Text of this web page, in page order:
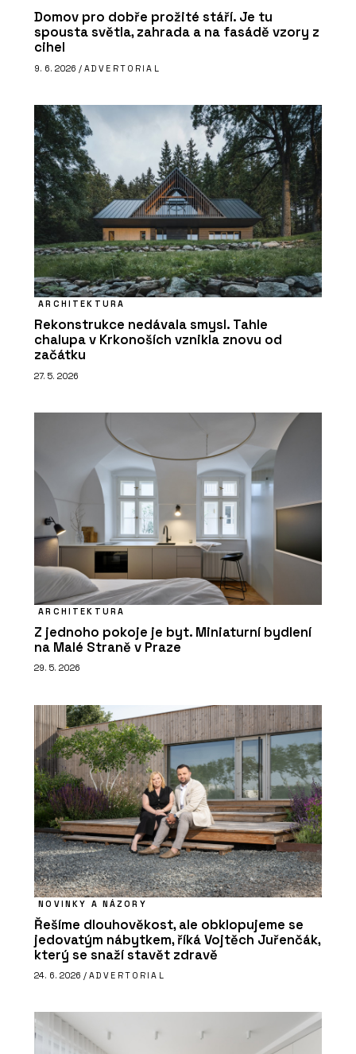
Domov pro dobře prožité stáří. Je tu
spousta světla, zahrada a na fasádě vzory z
cihel
9. 6. 2026 / ADVERTORIAL
ARCHITEKTURA
Rekonstrukce nedávala smysl. Tahle
chalupa v Krkonoších vznikla znovu od
začátku
27. 5. 2026
ARCHITEKTURA
Z jednoho pokoje je byt. Miniaturní bydlení
na Malé Straně v Praze
29. 5. 2026
NOVINKY A NÁZORY
Řešíme dlouhověkost, ale obklopujeme se
jedovatým nábytkem, říká Vojtěch Juřenčák,
který se snaží stavět zdravě
24. 6. 2026 / ADVERTORIAL